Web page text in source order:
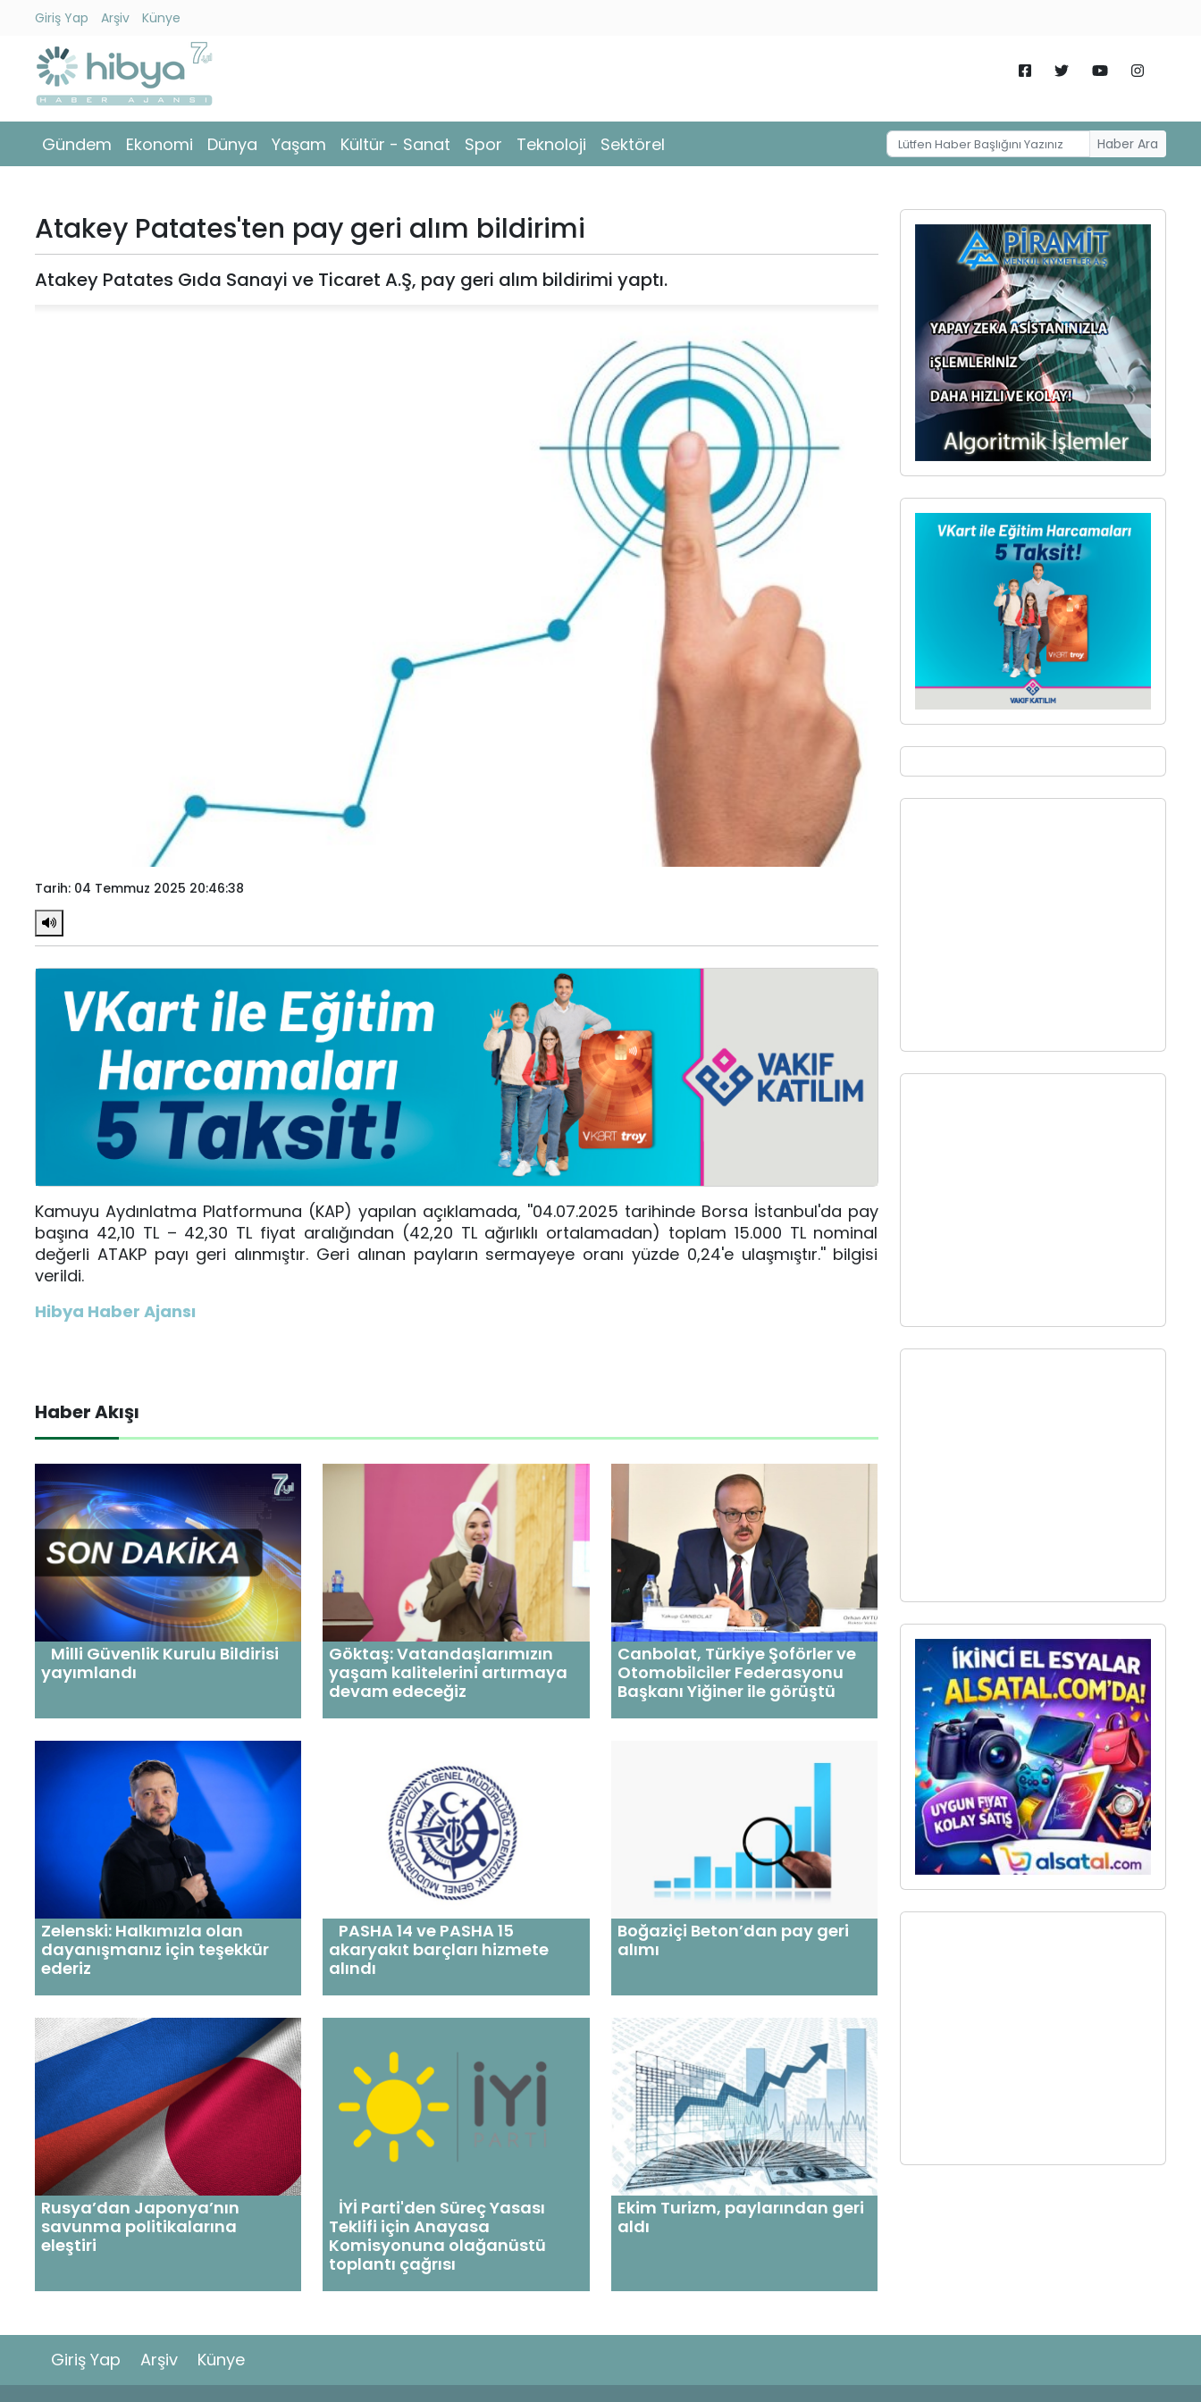
Giriş Yap Arşiv Künye
Gündem Ekonomi Dünya Yaşam Kültür - Sanat Spor Teknoloji Sektörel Haber Ara
Gündem
Ekonomi
Yaşam
Kültür
Atakey Patates'ten pay geri alım bildirimi
Atakey Patates Gıda Sanayi ve Ticaret A.Ş, pay geri alım bildirimi yaptı.
Tarih: 04 Temmuz 2025 20:46:38
Kamuyu Aydınlatma Platformuna (KAP) yapılan açıklamada, ''04.07.2025 tarihinde Borsa İstanbul'da pay
başına 42,10 TL – 42,30 TL fiyat aralığından (42,20 TL ağırlıklı ortalamadan) toplam 15.000 TL nominal
değerli ATAKP payı geri alınmıştır. Geri alınan payların sermayeye oranı yüzde 0,24'e ulaşmıştır.'' bilgisi
verildi.
Hibya Haber Ajansı
Haber Akışı
Milli Güvenlik Kurulu Bildirisi
yayımlandı
Göktaş: Vatandaşlarımızın
yaşam kalitelerini artırmaya
devam edeceğiz
Canbolat, Türkiye Şoförler ve
Otomobilciler Federasyonu
Başkanı Yiğiner ile görüştü
Zelenski: Halkımızla olan
dayanışmanız için teşekkür
ederiz
PASHA 14 ve PASHA 15
akaryakıt barçları hizmete
alındı
Boğaziçi Beton’dan pay geri
alımı
Rusya’dan Japonya’nın
savunma politikalarına
eleştiri
İYİ Parti'den Süreç Yasası
Teklifi için Anayasa
Komisyonuna olağanüstü
toplantı çağrısı
Ekim Turizm, paylarından geri
aldı
Giriş Yap Arşiv Künye